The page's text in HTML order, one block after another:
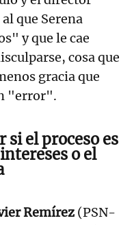
al que Serena
y que le cae
cosa que
gracia que
"error".
si el proceso es
o el
Remírez (PSN-